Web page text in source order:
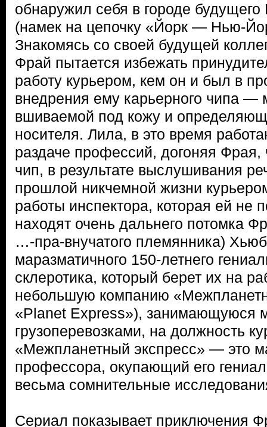
обнаружил себя в городе
(намек на цепочку «Йорк — Нью-
Знакомясь со своей будущей
Фрай пытается избежать
работу курьером, кем он и был в
внедрения ему карьерного чипа —
вшиваемой под кожу и
носителя. Лила, в это время
раздаче профессий, догоняя
чип, в результате выслушивания
прошлой никчемной жизни
работы инспектора, которая ей не
находят очень дальнего потомка
…-пра-внучатого племянника)
маразматичного 150-летнего
склеротика, который берет их на
небольшую компанию
«Planet Express»), занимающуюся
грузоперевозками, на должность
«Межпланетный экспресс» — это
профессора, окупающий его
весьма сомнительные
Сериал показывает приключения